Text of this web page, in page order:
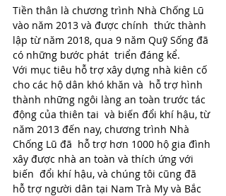
Tiền thân là chương trình Nhà Chống Lũ
vào năm 2013 và được chính  thức thành
lập từ năm 2018, qua 9 năm Quỹ Sống đã
có những bước phát  triển đáng kể.
Với mục tiêu hỗ trợ xây dựng nhà kiên cố
cho các hộ dân khó khăn và  hỗ trợ hình
thành những ngôi làng an toàn trước tác
động của thiên tai  và biến đổi khí hậu, từ
năm 2013 đến nay, chương trình Nhà
Chống Lũ đã  hỗ trợ hơn 1000 hộ gia đình
xây được nhà an toàn và thích ứng với
biến  đổi khí hậu, và chúng tôi cũng đã
hỗ trợ người dân tại Nam Trà My và Bắc